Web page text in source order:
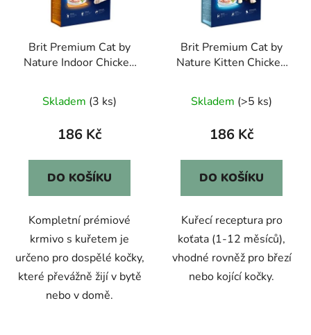
Brit Premium Cat by
Nature Indoor Chicken
Skladem (3 ks)
186 Kč
DO KOŠÍKU
Kompletní prémiové
krmivo s kuřetem je
určeno pro dospělé kočky,
které převážně žijí v bytě
nebo v domě.
Brit Premium Cat by
Nature Kitten Chicken
Skladem (>5 ks)
186 Kč
DO KOŠÍKU
Kuřecí receptura pro
koťata (1-12 měsíců),
vhodné rovněž pro březí
nebo kojící kočky.